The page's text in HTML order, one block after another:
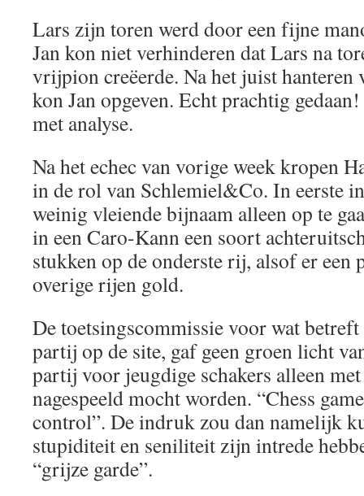
Lars zijn toren werd door een fijne
Jan kon niet verhinderen dat Lars na
vrijpion creëerde. Na het juist hanteren
kon Jan opgeven. Echt prachtig
met analyse.
Na het echec van vorige week kropen
in de rol van Schlemiel&Co. In eerste
weinig vleiende bijnaam alleen op te
in een Caro-Kann een soort
stukken op de onderste rij, alsof er een
overige rijen gold.
De toetsingscommissie voor wat betreft
partij op de site, gaf geen groen licht
partij voor jeugdige schakers alleen
nagespeeld mocht worden. “Chess
control”. De indruk zou dan namelijk
stupiditeit en seniliteit zijn intrede
“grijze garde”.